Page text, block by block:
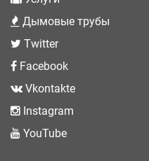
Дымовые трубы
Twitter
Facebook
Vkontakte
Instagram
YouTube